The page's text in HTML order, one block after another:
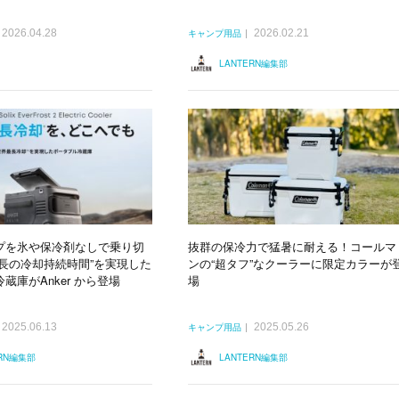
キャンプ用品 2026.02.21
LANTERN編集部
を氷や保冷剤なしで乗り切
の冷却持続時間”を実現した
蔵庫がAnker から登場
編集部
抜群の保冷力で猛暑に耐える！コールマ
ンの“超タフ”なクーラーに限定カラーが
場
キャンプ用品 2025.05.26
LANTERN編集部